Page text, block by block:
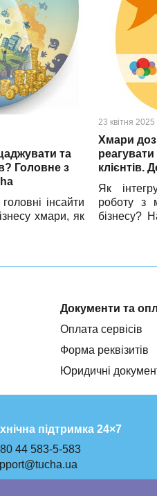
та
Головне з
інсайти
хмари, як
конкретні
23 квітня 2025
Хмари
клієнтів.
Як
роботу з
бізнесу?
Документи та
Оплата сервісів
Форма реквізитів
Юридичні
підтримка 24×7
44 583-5-583